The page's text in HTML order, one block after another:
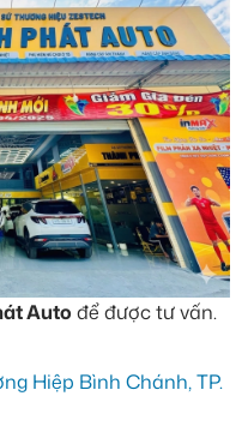
Auto để được tư vấn.
Hiệp Bình Chánh, TP.